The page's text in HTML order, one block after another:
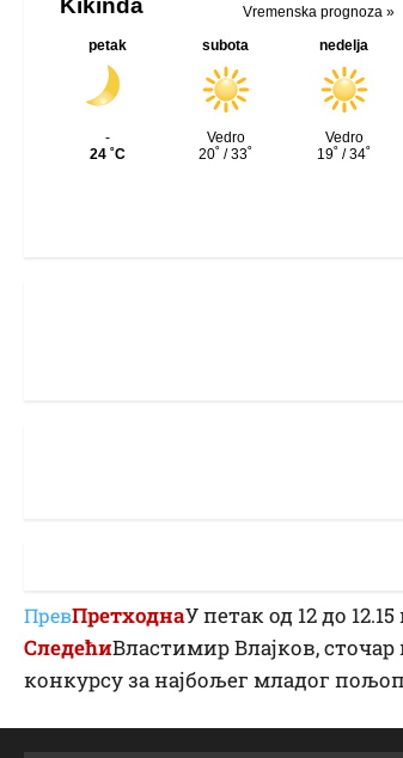
ПревПретходнаУ петак од 12 до
СледећиВластимир Влајков,
конкурсу за најбољег младог